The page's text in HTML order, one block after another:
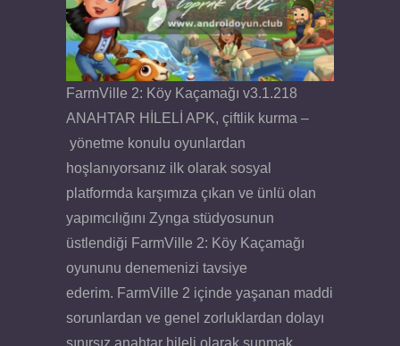
FarmVille 2: Köy Kaçamağı v3.1.218
ANAHTAR HİLELİ APK, çiftlik kurma –
yönetme konulu oyunlardan
hoşlanıyorsanız ilk olarak sosyal
platformda karşımıza çıkan ve ünlü olan
yapımcılığını Zynga stüdyosunun
üstlendiği FarmVille 2: Köy Kaçamağı
oyununu denemenizi tavsiye
ederim. FarmVille 2 içinde yaşanan maddi
sorunlardan ve genel zorluklardan dolayı
sınırsız anahtar hileli olarak sunmak